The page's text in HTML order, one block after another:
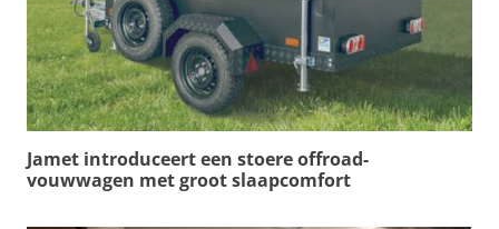
Jamet introduceert een stoere offroad-
vouwwagen met groot slaapcomfort